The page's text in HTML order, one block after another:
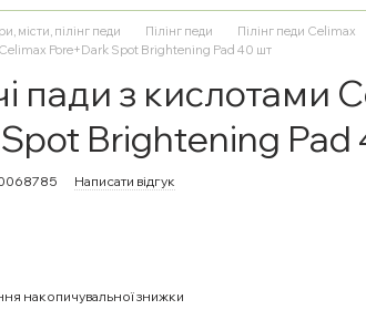
місти, пілінг педи Пілінг педи
Пілінг педи Celimax
Pore+Dark Spot Brightening Pad 40 шт
пади з кислотами
Brightening Pad
Написати відгук
накопичувальної знижки